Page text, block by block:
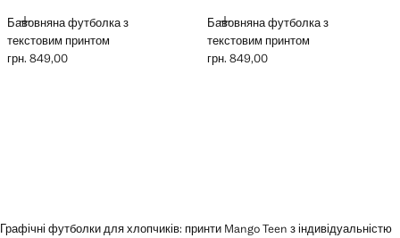
Бавовняна футболка з
текстовим принтом
ДОДАТИ
Поточна ціна [грн. 849,00 ]
грн. 849,00
Бавовняна футболка з
текстовим принтом
ДОДАТИ
Поточна ціна [грн. 849,00 ]
грн. 849,00
Графічні футболки для хлопчиків: принти Mango Teen з індивідуальністю